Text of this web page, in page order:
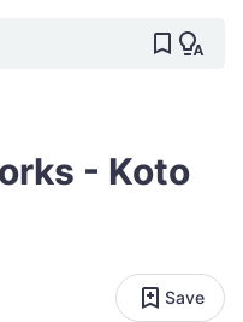
- Koto
Save